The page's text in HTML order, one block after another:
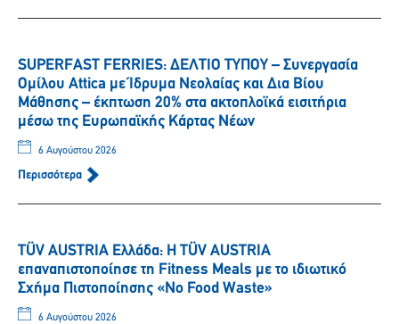
SUPERFAST FERRIES: ΔΕΛΤΙΟ ΤΥΠΟΥ – Συνεργασία
Ομίλου Attica με Ίδρυμα Νεολαίας και Δια Βίου
Μάθησης – έκπτωση 20% στα ακτοπλοϊκά εισιτήρια
μέσω της Ευρωπαϊκής Κάρτας Νέων
6 Αυγούστου 2026
Περισσότερα
TÜV AUSTRIA Ελλάδα: Η TÜV AUSTRIA
επαναπιστοποίησε τη Fitness Meals με το ιδιωτικό
Σχήμα Πιστοποίησης «No Food Waste»
6 Αυγούστου 2026